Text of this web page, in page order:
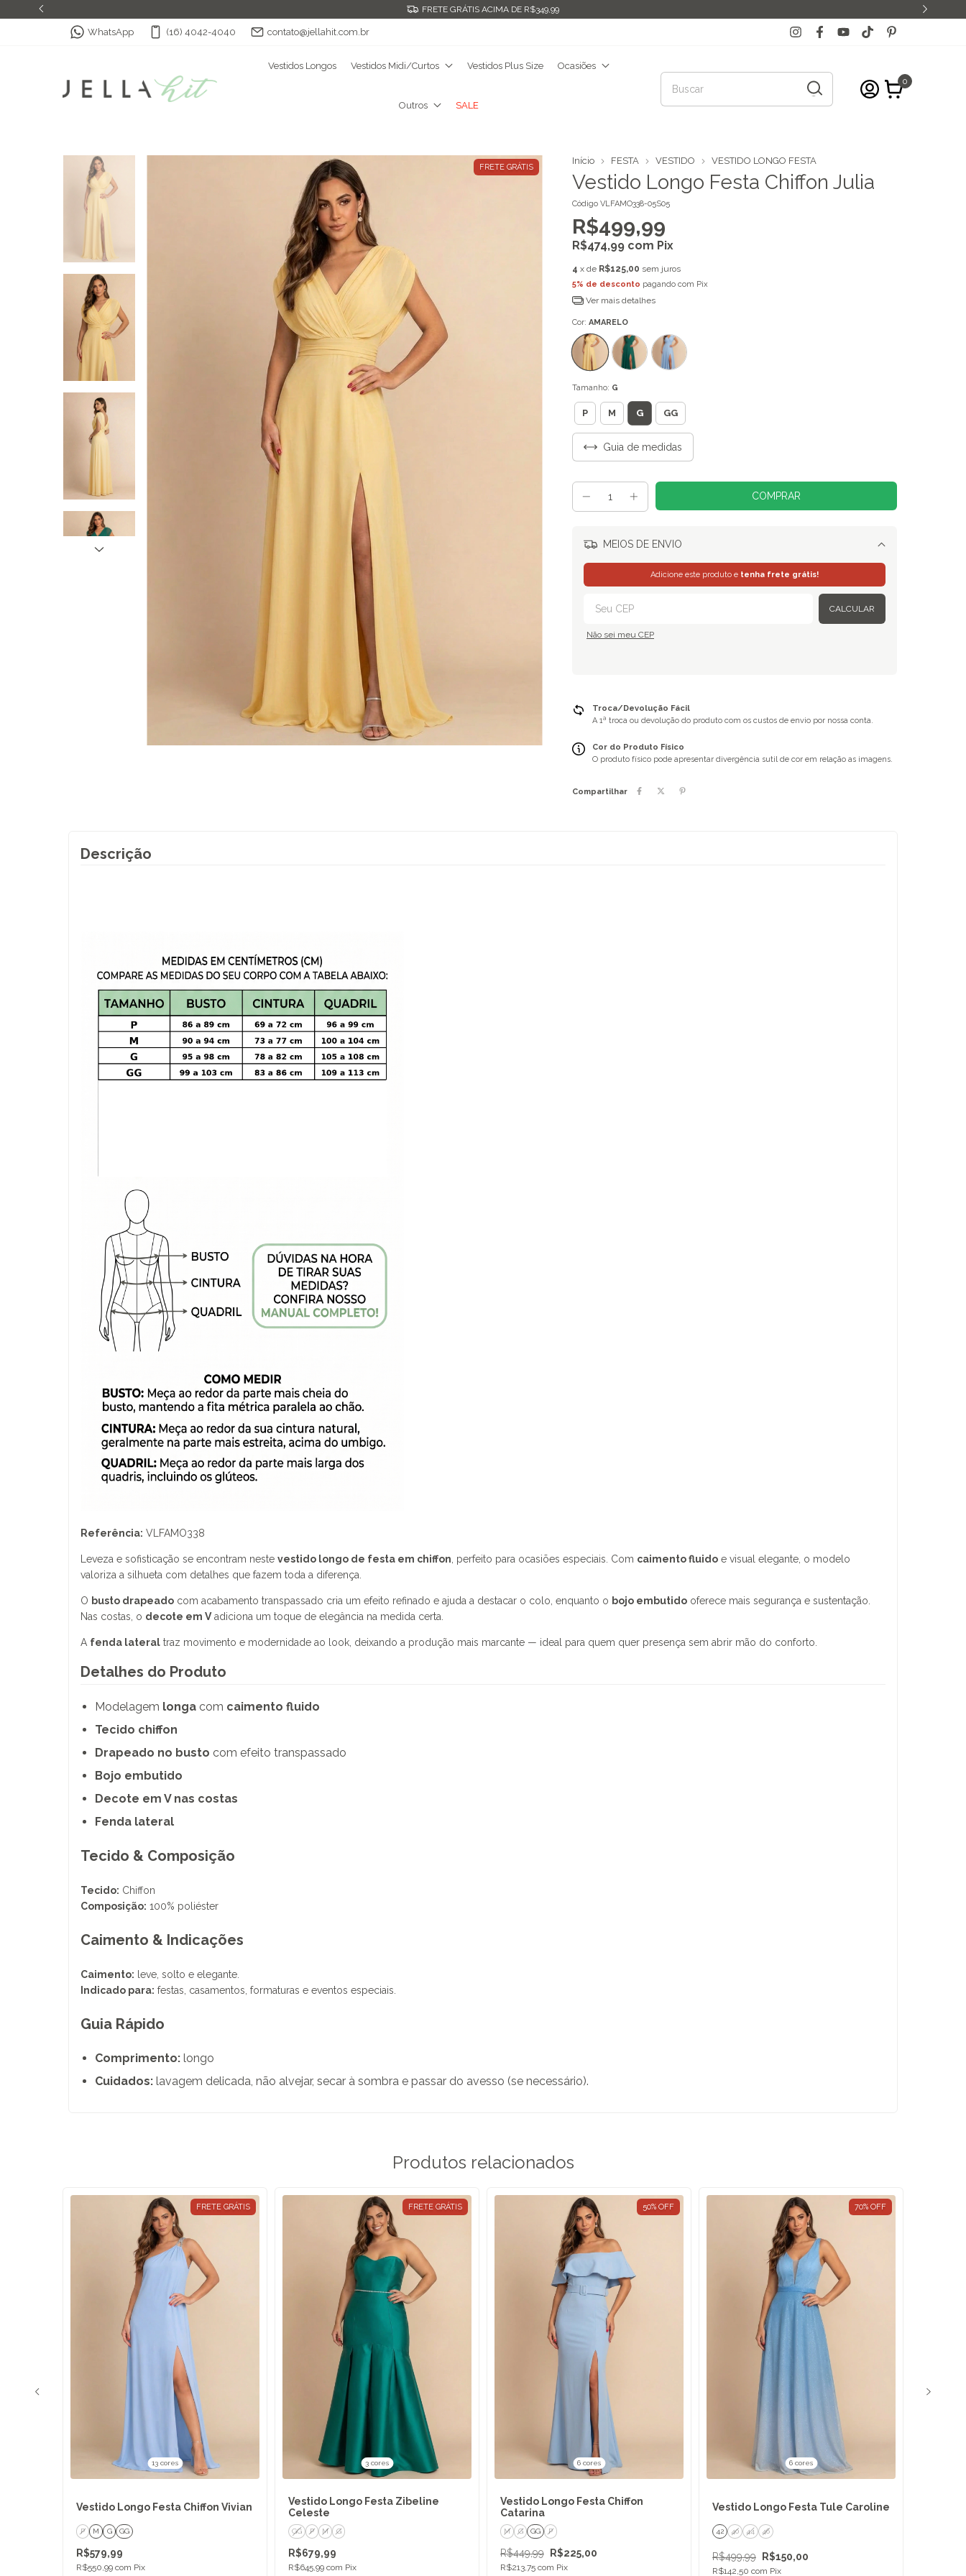
CUPOM BEMVINDA NA 1ª COMPRA
WhatsApp (16) 4042-4040 contato@jellahit.com.br
Vestidos Longos Vestidos Midi/Curtos Vestidos Plus Size Ocasiões
Outros SALE
0
FRETE GRÁTIS
Início FESTA VESTIDO VESTIDO LONGO FESTA
Vestido Longo Festa Chiffon Julia
Código VLFAMO338-05S05
R$499,99
R$474,99 com Pix
4 x de R$125,00 sem juros
5% de desconto pagando com Pix
Ver mais detalhes
Cor: AMARELO
Tamanho: G
P M G GG
Guia de medidas
MEIOS DE ENVIO
Alterar CEP
Adicione este produto e tenha frete grátis!
CALCULAR
Não sei meu CEP
Troca/Devolução Fácil
A 1ª troca ou devolução do produto com os custos de envio por nossa conta.
Cor do Produto Físico
O produto físico pode apresentar divergência sutil de cor em relação as imagens.
Compartilhar
Descrição
Referência: VLFAMO338
Leveza e sofisticação se encontram neste vestido longo de festa em chiffon, perfeito para ocasiões especiais. Com caimento fluido e visual elegante, o modelo
valoriza a silhueta com detalhes que fazem toda a diferença.
O busto drapeado com acabamento transpassado cria um efeito refinado e ajuda a destacar o colo, enquanto o bojo embutido oferece mais segurança e sustentação.
Nas costas, o decote em Vadiciona um toque de elegância na medida certa.
A fenda lateral traz movimento e modernidade ao look, deixando a produção mais marcante — ideal para quem quer presença sem abrir mão do conforto.
Detalhes do Produto
Modelagem longa com caimento fluido
Tecido chiffon
Drapeado no busto com efeito transpassado
Bojo embutido
Decote em V nas costas
Fenda lateral
Tecido & Composição
Tecido: Chiffon
Composição: 100% poliéster
Caimento & Indicações
Caimento: leve, solto e elegante.
Indicado para: festas, casamentos, formaturas e eventos especiais.
Guia Rápido
Comprimento: longo
Cuidados: lavagem delicada, não alvejar, secar à sombra e passar do avesso (se necessário).
Produtos relacionados
FRETE GRÁTIS
13 cores
Vestido Longo Festa Chiffon Vivian
P M G GG
R$579,99
R$550,99 com Pix
FRETE GRÁTIS
3 cores
Vestido Longo Festa Zibeline
Celeste
GG P M G
R$679,99
R$645,99 com Pix
50% OFF
6 cores
Vestido Longo Festa Chiffon
Catarina
M G GG P
R$449,99 R$225,00
R$213,75 com Pix
70% OFF
6 cores
Vestido Longo Festa Tule Caroline
42 40 44 46
R$499,99 R$150,00
R$142,50 com Pix